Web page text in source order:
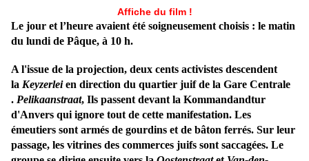
Affiche du film !
Le jour et l’heure avaient été soigneusement choisis : le matin
du lundi de Pâque, à 10 h.
A l'issue de la projection, deux cents activistes descendent
la Keyzerleien direction du quartier juif de la Gare Centrale
. Pelikaanstraat, Ils passent devant la Kommandandtur
d'Anvers qui ignore tout de cette manifestation. Les
émeutiers sont armés de gourdins et de bâton ferrés. Sur leur
passage, les vitrines des commerces juifs sont saccagées. Le